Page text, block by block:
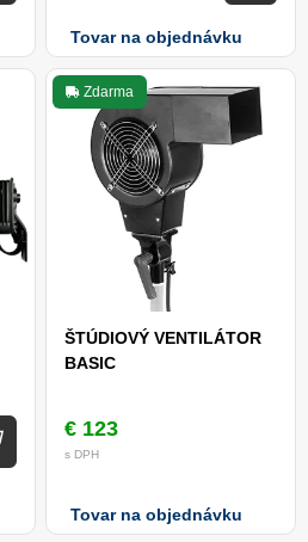
Tovar na objednávku
Zdarma
ŠTÚDIOVÝ VENTILÁTOR
BASIC
€ 123
s DPH
Tovar na objednávku